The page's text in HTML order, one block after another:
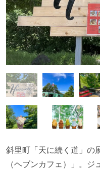
斜里町「天に続く道」の
（ヘブンカフェ）」。